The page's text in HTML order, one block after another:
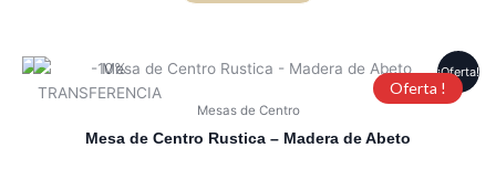
¡Oferta!
Oferta !
Mesas de Centro
Mesa de Centro Rustica – Madera de Abeto